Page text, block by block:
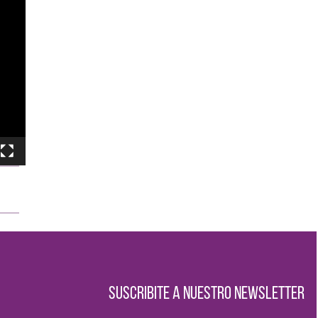
SUSCRIBITE A NUESTRO NEWSLETTER